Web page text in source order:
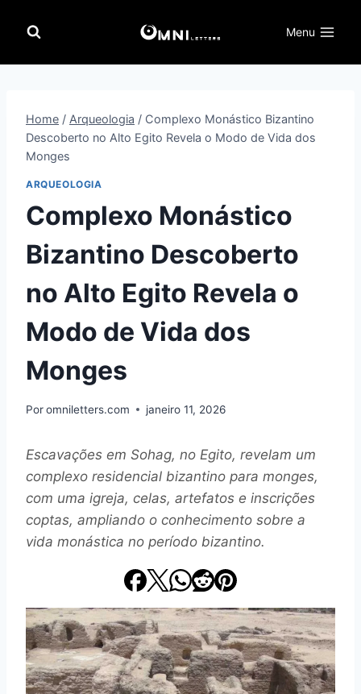
para
Menu
Home / Arqueologia / Complexo Monástico Bizantino
Descoberto no Alto Egito Revela o Modo de Vida dos
Monges
ARQUEOLOGIA
Complexo Monástico
Bizantino Descoberto
no Alto Egito Revela o
Modo de Vida dos
Monges
Poromniletters.com janeiro 11, 2026
Escavações em Sohag, no Egito, revelam um
complexo residencial bizantino para monges,
com uma igreja, celas, artefatos e inscrições
coptas, ampliando o conhecimento sobre a
vida monástica no período bizantino.